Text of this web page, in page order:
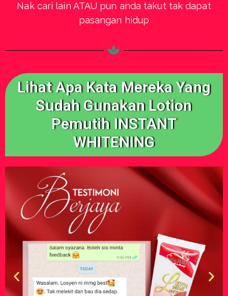
Nak cari lain ATAU pun anda takut tak dapat
pasangan hidup
Lihat Apa Kata Mereka Yang
Sudah Gunakan Lotion
Pemutih INSTANT
WHITENING